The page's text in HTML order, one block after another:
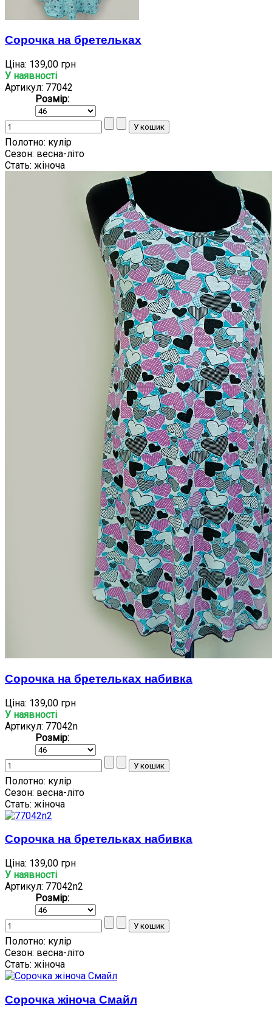
Сорочка на бретельках
Ціна: 139,00 грн
У наявності
Артикул: 77042
Розмір:
Полотно: кулір
Сезон: весна-літо
Стать: жіноча
Сорочка на бретельках набивка
Ціна: 139,00 грн
У наявності
Артикул: 77042n
Розмір:
Полотно: кулір
Сезон: весна-літо
Стать: жіноча
Сорочка на бретельках набивка
Ціна: 139,00 грн
У наявності
Артикул: 77042n2
Розмір:
Полотно: кулір
Сезон: весна-літо
Стать: жіноча
Сорочка жіноча Смайл